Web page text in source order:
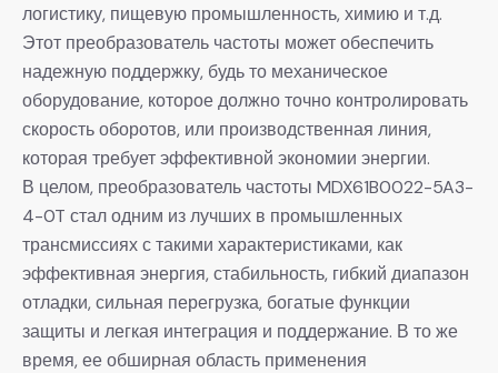
логистику, пищевую промышленность, химию и т.д.
Этот преобразователь частоты может обеспечить
надежную поддержку, будь то механическое
оборудование, которое должно точно контролировать
скорость оборотов, или производственная линия,
которая требует эффективной экономии энергии.
В целом, преобразователь частоты MDX61B0022-5A3-
4-0T стал одним из лучших в промышленных
трансмиссиях с такими характеристиками, как
эффективная энергия, стабильность, гибкий диапазон
отладки, сильная перегрузка, богатые функции
защиты и легкая интеграция и поддержание. В то же
время, ее обширная область применения